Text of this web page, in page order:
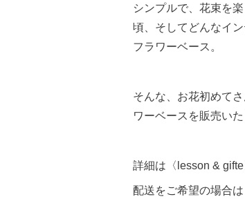
シンプルで、花束を
頃、そしてどんなイ
フラワーベース。
そんな、お花初めて
ワーベースを販売いた
詳細は〈lesson & gifte
配送をご希望の場合